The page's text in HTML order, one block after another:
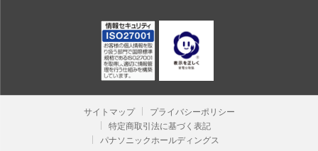
サイトマップ
プライバシーポリシー
特定商取引法に基づく表記
パナソニックホールディングス